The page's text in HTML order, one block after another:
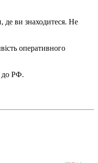
де ви знаходитеся. Не
оперативного
до РФ.